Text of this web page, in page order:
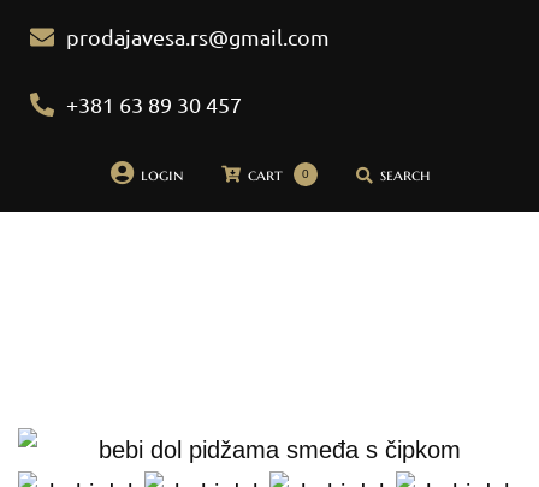
prodajavesa.rs@gmail.com
+381 63 89 30 457
login 0
cart search
Bebi dol pidžame